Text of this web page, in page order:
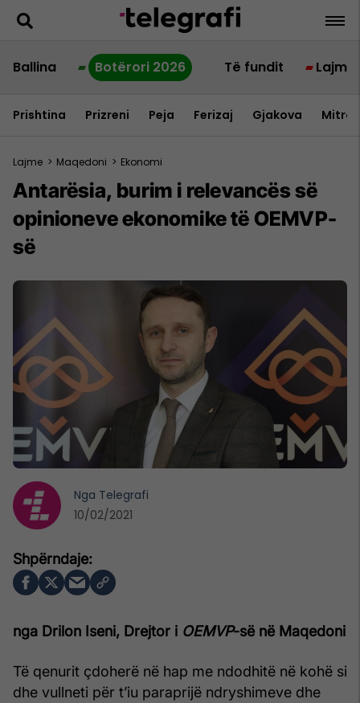
Ballina Botërori 2026 Të fundit Lajme
Prishtina Prizreni Peja Ferizaj Gjakova
Lajme > Maqedoni > Ekonomi
Antarësia, burim i relevancës së
opinioneve ekonomike të OEMVP-
së
nga Drilon Iseni, Drejtor i OEMVP-së në Maqedoni
Të qenurit çdoherë në hap me ndodhitë në kohë si
dhe vullneti për t’iu paraprijë ndryshimeve dhe
Nga Telegrafi
10/02/2021